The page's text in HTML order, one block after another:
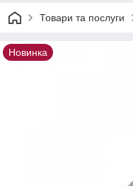
Товари та послуги
Новинка